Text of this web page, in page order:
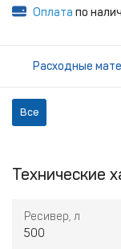
Оплата по
Расходные
Все
Технические
Ресивер, л
500